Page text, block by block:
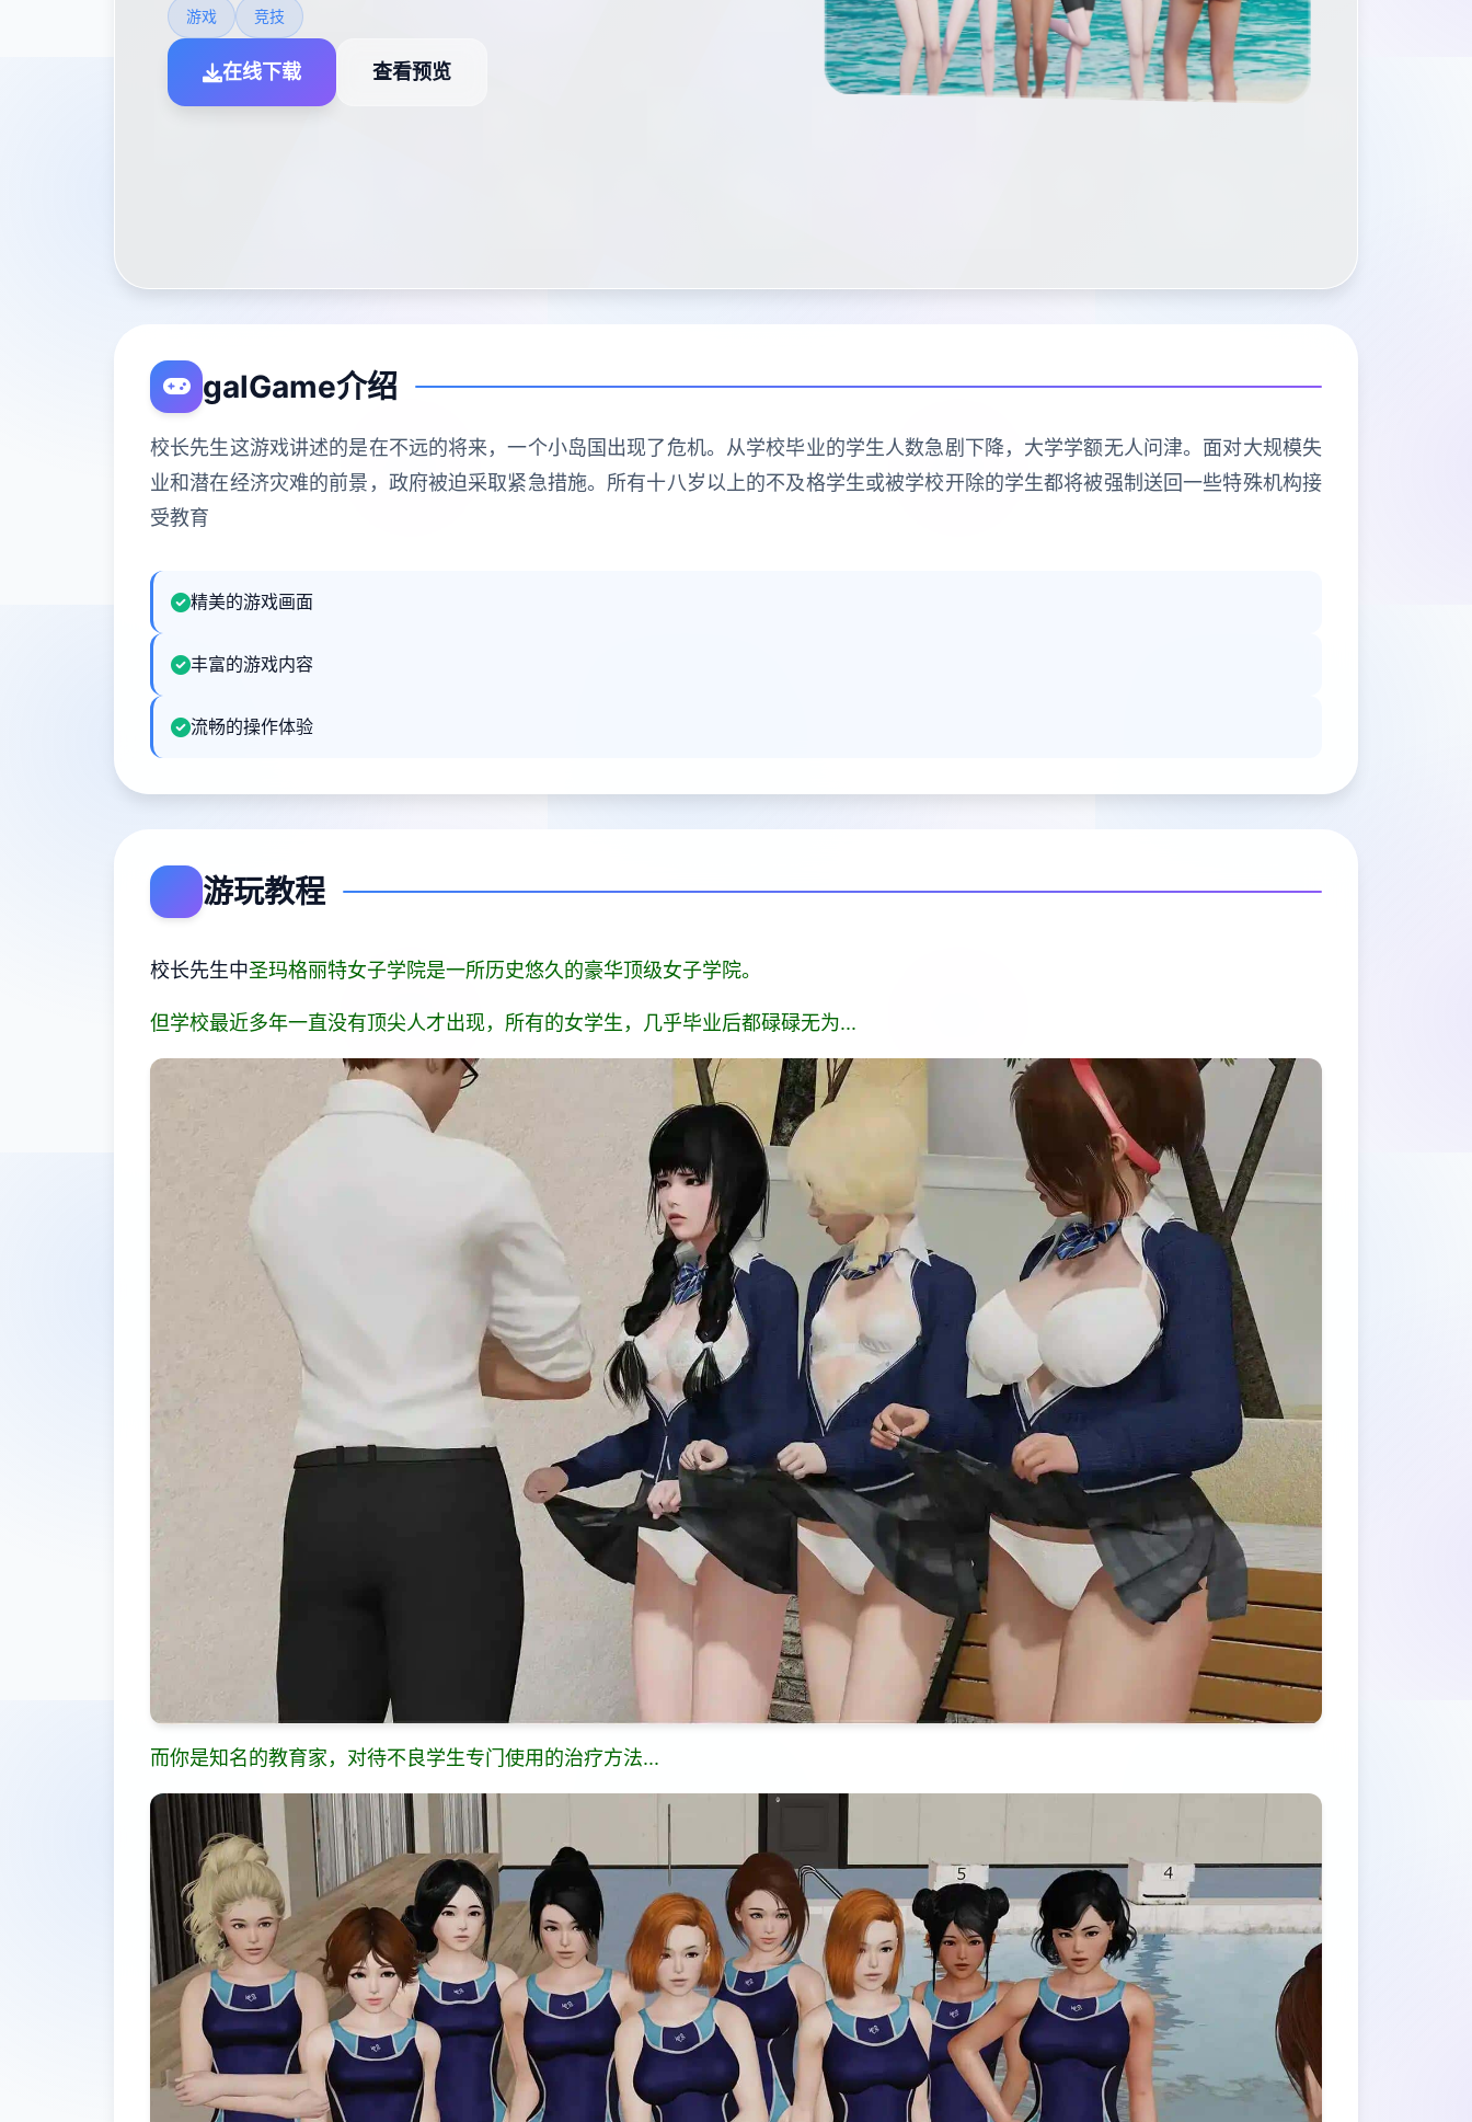
游戏 竞技
在线下载 查看预览
galGame介绍
校长先生这游戏讲述的是在不远的将来，一个小岛国出现了危机。从学校毕业的学生人数急剧下降，大学学额无人问津。面对大规模失
业和潜在经济灾难的前景，政府被迫采取紧急措施。所有十八岁以上的不及格学生或被学校开除的学生都将被强制送回一些特殊机构接
受教育
精美的游戏画面
丰富的游戏内容
流畅的操作体验
游玩教程
校长先生中圣玛格丽特女子学院是一所历史悠久的豪华顶级女子学院。
但学校最近多年一直没有顶尖人才出现，所有的女学生，几乎毕业后都碌碌无为...
而你是知名的教育家，对待不良学生专门使用的治疗方法...